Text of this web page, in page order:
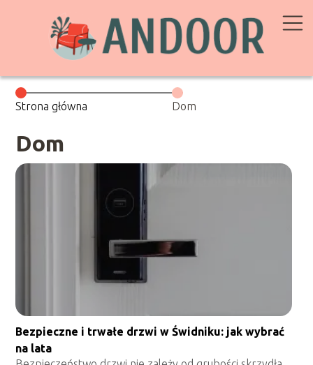
Strona główna Dom
Dom
Bezpieczne i trwałe drzwi w Świdniku: jak wybrać
na lata